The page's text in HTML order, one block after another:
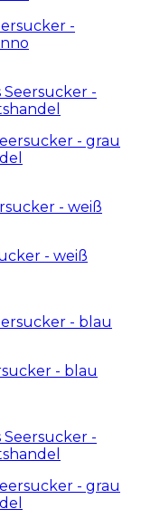
-
- grau
- weiß
- blau
- grau